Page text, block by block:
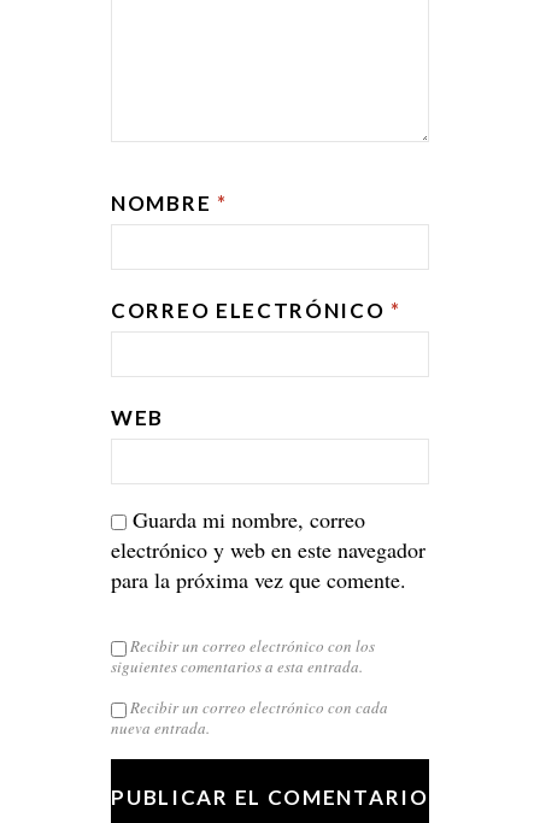
NOMBRE *
CORREO ELECTRÓNICO *
WEB
Guarda mi nombre, correo
electrónico y web en este navegador
para la próxima vez que comente.
Recibir un correo electrónico con los
siguientes comentarios a esta entrada.
Recibir un correo electrónico con cada
nueva entrada.